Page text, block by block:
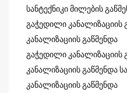
სანტექნიკი მილების
გაჭედილი კანალიზაციის
კანალიზაციის გაწმენდა
გაჭედილი კანალიზაციის
კანალიზაციის გაწმენდა
კანალიზაციის გაწმენდა